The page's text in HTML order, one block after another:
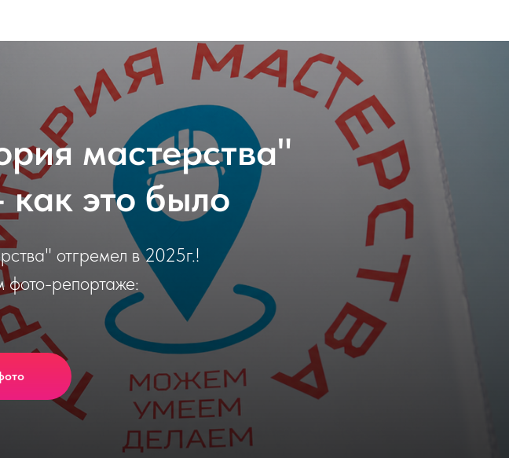
мастерства"
это было
отгремел в 2025г.!
фото-репортаже: